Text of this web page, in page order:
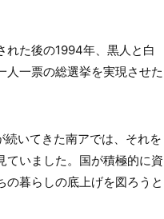
れた後の1994年、黒人と白
一票の総選挙を実現させた
いてきた南アでは、それを
ていました。国が積極的に資
暮らしの底上げを図ろうと